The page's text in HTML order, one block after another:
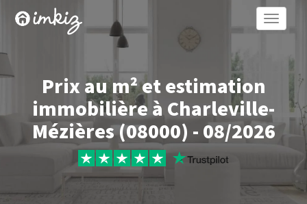
Toggle
Prix au m² et estimation
immobilière à Charleville-
Mézières (08000) - 08/2026